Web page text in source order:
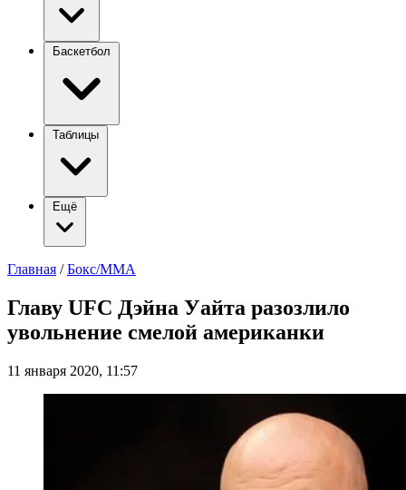
Баскетбол
Таблицы
Ещё
Главная / Бокс/ММА
Главу UFC Дэйна Уайта разозлило
увольнение смелой американки
11 января 2020, 11:57